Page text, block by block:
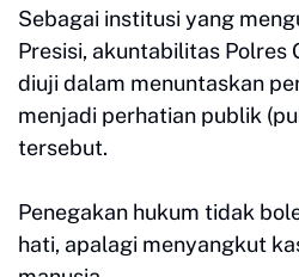
Sebagai institusi yang
Presisi, akuntabilitas Polres
diuji dalam menuntaskan
menjadi perhatian publik
tersebut.
Penegakan hukum tidak
hati, apalagi menyangkut